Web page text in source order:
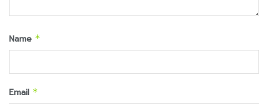
Name *
Email *